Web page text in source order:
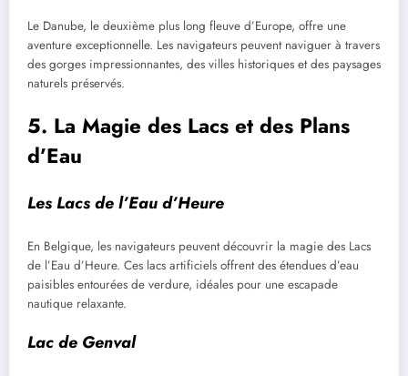
Le Danube, le deuxième plus long fleuve d’Europe, offre une
aventure exceptionnelle. Les navigateurs peuvent naviguer à travers
des gorges impressionnantes, des villes historiques et des paysages
naturels préservés.
5. La Magie des Lacs et des Plans
d’Eau
Les Lacs de l’Eau d’Heure
En Belgique, les navigateurs peuvent découvrir la magie des Lacs
de l’Eau d’Heure. Ces lacs artificiels offrent des étendues d’eau
paisibles entourées de verdure, idéales pour une escapade
nautique relaxante.
Lac de Genval